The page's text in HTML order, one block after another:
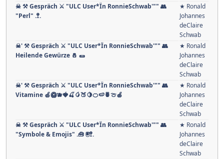
☠ ⚒ Gespräch ⚔ "ULC User*Ïn RonnieSchwab'"" 👥
"Perl" .🚏.
★ Ronald
Johannes
deClaire
Schwab
☠' ⚒ Gespräch ⚔ "ULC User*Ïn RonnieSchwab'"" 👥
Heilende Gewürze 🧂 🌯
★ Ronald
Johannes
deClaire
Schwab
☠' ⚒ Gespräch ⚔ "ULC User*Ïn RonnieSchwab'"" 👥
Vitamine 🍏🥝🫐🍓🍒🥭🍑🍋🍊🍉🍍🍈🍎
★ Ronald
Johannes
deClaire
Schwab
☠ ⚒ Gespräch ⚔ "ULC User*Ïn RonnieSchwab'"" 👥
"Symbole & Emojis" .🧰 🖲🚏.
★ Ronald
Johannes
deClaire
Schwab